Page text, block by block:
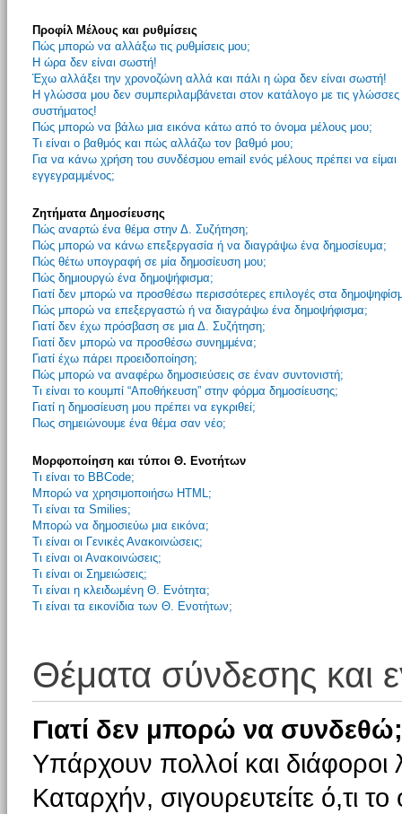
Προφίλ Μέλους και ρυθμίσεις
Πώς μπορώ να αλλάξω τις ρυθμίσεις μου;
Η ώρα δεν είναι σωστή!
Έχω αλλάξει την χρονοζώνη αλλά και πάλι η ώρα δεν είναι σωστή!
Η γλώσσα μου δεν συμπεριλαμβάνεται στον κατάλογο με τις γλώσσες
συστήματος!
Πώς μπορώ να βάλω μια εικόνα κάτω από το όνομα μέλους μου;
Τι είναι ο βαθμός και πώς αλλάζω τον βαθμό μου;
Για να κάνω χρήση του συνδέσμου email ενός μέλους πρέπει να είμαι
εγγεγραμμένος;
Ζητήματα Δημοσίευσης
Πώς αναρτώ ένα θέμα στην Δ. Συζήτηση;
Πώς μπορώ να κάνω επεξεργασία ή να διαγράψω ένα δημοσίευμα;
Πώς θέτω υπογραφή σε μία δημοσίευση μου;
Πώς δημιουργώ ένα δημοψήφισμα;
Γιατί δεν μπορώ να προσθέσω περισσότερες επιλογές στα
Πώς μπορώ να επεξεργαστώ ή να διαγράψω ένα δημοψήφισμα;
Γιατί δεν έχω πρόσβαση σε μια Δ. Συζήτηση;
Γιατί δεν μπορώ να προσθέσω συνημμένα;
Γιατί έχω πάρει προειδοποίηση;
Πώς μπορώ να αναφέρω δημοσιεύσεις σε έναν συντονιστή;
Τι είναι το κουμπί “Αποθήκευση” στην φόρμα δημοσίευσης;
Γιατί η δημοσίευση μου πρέπει να εγκριθεί;
Πως σημειώνουμε ένα θέμα σαν νέο;
Μορφοποίηση και τύποι Θ. Ενοτήτων
Τι είναι το BBCode;
Μπορώ να χρησιμοποιήσω HTML;
Τι είναι τα Smilies;
Μπορώ να δημοσιεύω μια εικόνα;
Τι είναι οι Γενικές Ανακοινώσεις;
Τι είναι οι Ανακοινώσεις;
Τι είναι οι Σημειώσεις;
Τι είναι η κλειδωμένη Θ. Ενότητα;
Τι είναι τα εικονίδια των Θ. Ενοτήτων;
Θέματα σύνδεσης και
Γιατί δεν μπορώ να συνδεθώ;
Υπάρχουν πολλοί και
Καταρχήν, σιγουρευτείτε ό,τι